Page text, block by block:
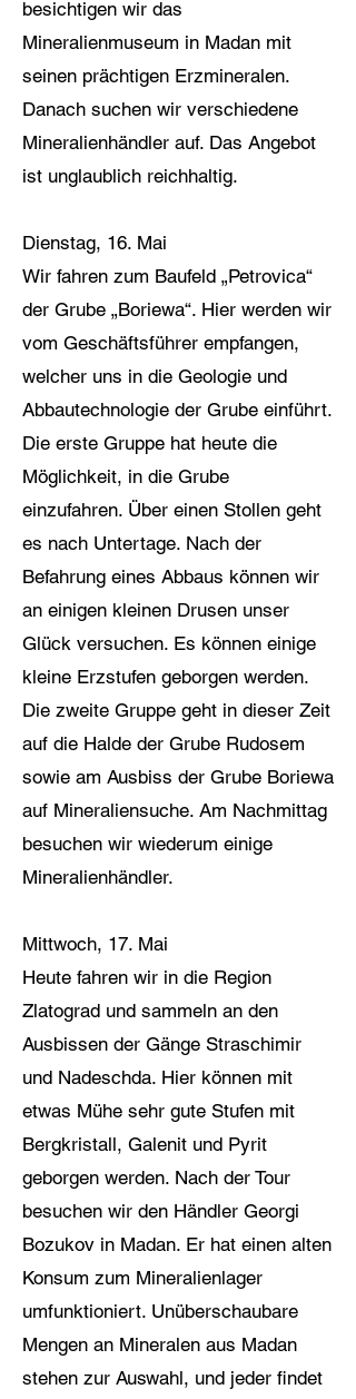
besichtigen wir das
Mineralienmuseum in Madan mit
seinen prächtigen Erzmineralen.
Danach suchen wir verschiedene
Mineralienhändler auf. Das Angebot
ist unglaublich reichhaltig.
Dienstag, 16. Mai
Wir fahren zum Baufeld „Petrovica“
der Grube „Boriewa“. Hier werden wir
vom Geschäftsführer empfangen,
welcher uns in die Geologie und
Abbautechnologie der Grube einführt.
Die erste Gruppe hat heute die
Möglichkeit, in die Grube
einzufahren. Über einen Stollen geht
es nach Untertage. Nach der
Befahrung eines Abbaus können wir
an einigen kleinen Drusen unser
Glück versuchen. Es können einige
kleine Erzstufen geborgen werden.
Die zweite Gruppe geht in dieser Zeit
auf die Halde der Grube Rudosem
sowie am Ausbiss der Grube Boriewa
auf Mineraliensuche. Am Nachmittag
besuchen wir wiederum einige
Mineralienhändler.
Mittwoch, 17. Mai
Heute fahren wir in die Region
Zlatograd und sammeln an den
Ausbissen der Gänge Straschimir
und Nadeschda. Hier können mit
etwas Mühe sehr gute Stufen mit
Bergkristall, Galenit und Pyrit
geborgen werden. Nach der Tour
besuchen wir den Händler Georgi
Bozukov in Madan. Er hat einen alten
Konsum zum Mineralienlager
umfunktioniert. Unüberschaubare
Mengen an Mineralen aus Madan
stehen zur Auswahl, und jeder findet